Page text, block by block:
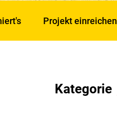
Projekt einreichen
Kategorie